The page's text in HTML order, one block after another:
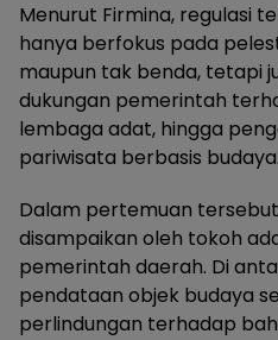
Menurut Firmina, regulasi
hanya berfokus pada
maupun tak benda, tetapi
dukungan pemerintah
lembaga adat, hingga
pariwisata berbasis budaya.
Dalam pertemuan
disampaikan oleh tokoh
pemerintah daerah. Di
pendataan objek budaya
perlindungan terhadap